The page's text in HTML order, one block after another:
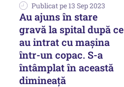
Publicat pe 13 Sep 2023
Au ajuns în stare
gravă la spital după ce
au intrat cu mașina
într-un copac. S-a
întâmplat în această
dimineață